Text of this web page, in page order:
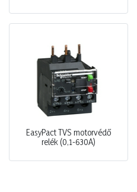
EasyPact TVS motorvédő
relék (0,1-630A)